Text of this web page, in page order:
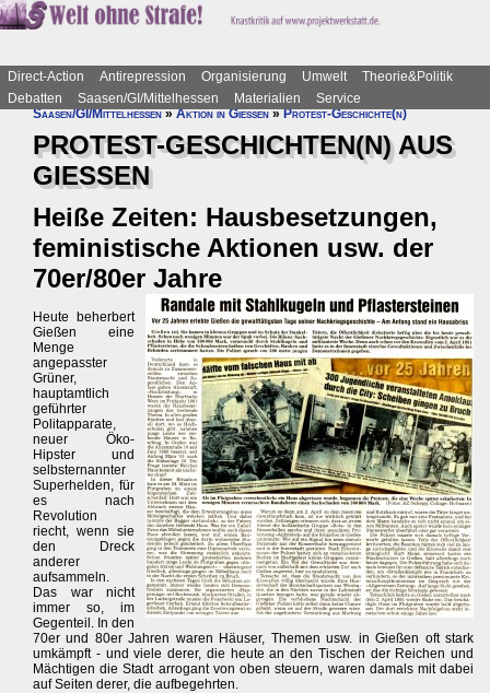
Direct-Action Antirepression Organisierung Umwelt
Theorie&Politik
Debatten
Saasen/GI/Mittelhessen Materialien
Service
Saasen/GI/Mittelhessen»Aktion in Gießen»Protest-Geschichte(n)
PROTEST-GESCHICHTEN(N) AUS
GIESSEN
Heiße Zeiten: Hausbesetzungen,
feministische Aktionen usw. der
70er/80er Jahre
Heute beherbert
Gießen eine
Menge
angepasster
Grüner,
hauptamtlich
geführter
Politapparate,
neuer Öko-
Hipster und
selbsternannter
Superhelden, für
es nach
Revolution
riecht, wenn sie
den Dreck
anderer
aufsammeln.
Das war nicht
immer so, im
Gegenteil. In den
70er und 80er Jahren waren Häuser, Themen usw. in Gießen oft stark
umkämpft - und viele derer, die heute an den Tischen der Reichen und
Mächtigen die Stadt arrogant von oben steuern, waren damals mit dabei
auf Seiten derer, die aufbegehrten.